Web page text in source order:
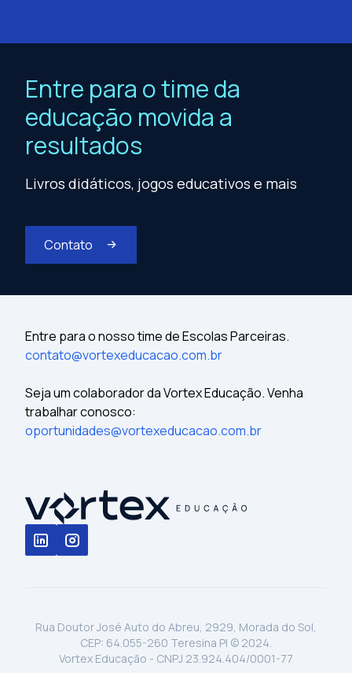
Entre para o time da
educação movida a
resultados
Livros didáticos, jogos educativos e mais
Contato
Entre para o nosso time de Escolas Parceiras.
contato@vortexeducacao.com.br
Seja um colaborador da Vortex Educação. Venha
trabalhar conosco:
oportunidades@vortexeducacao.com.br
Rua Doutor José Auto do Abreu, 2929, Morada do Sol,
CEP: 64.055-260 Teresina PI © 2024.
Vortex Educação - CNPJ 23.924.404/0001-77